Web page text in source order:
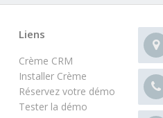
Liens
Crème CRM
Installer Crème
Réservez votre démo
Tester la démo